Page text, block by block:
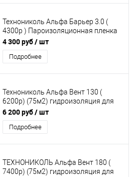
Технониколь Альфа Барьер 3.0 (
4300р ) Пароизоляционная пленка
армированная 75м2 пароизоляция
для кровли и стен (под заказ)
4 300 руб/ шт
Подробнее
Технониколь Альфа Вент 130 (
6200р) (75м2) гидроизоляция для
кровли и стен (под заказ)
6 200 руб/ шт
Подробнее
ТЕХНОНИКОЛЬ Альфа Вент 180 (
7400р) (75м2) гидроизоляция для